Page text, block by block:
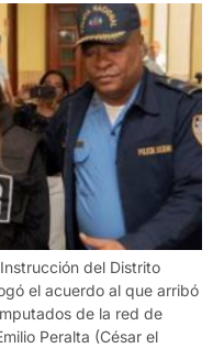
del Distrito
el acuerdo al que arribó
de la red de
Peralta (César el